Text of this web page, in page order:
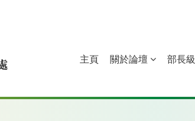
幾內亞比紹 赤
主頁 關於論壇 部長